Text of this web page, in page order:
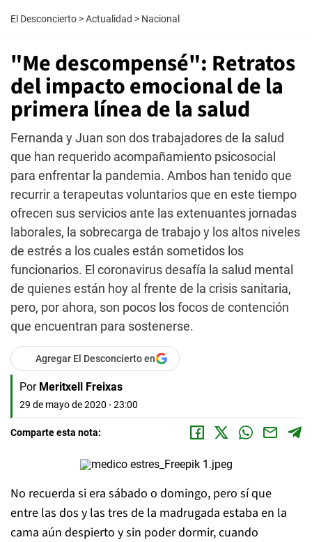
El Desconcierto >Actualidad > Nacional
"Me descompensé": Retratos
del impacto emocional de la
primera línea de la salud
Fernanda y Juan son dos trabajadores de la salud
que han requerido acompañamiento psicosocial
para enfrentar la pandemia. Ambos han tenido que
recurrir a terapeutas voluntarios que en este tiempo
ofrecen sus servicios ante las extenuantes jornadas
laborales, la sobrecarga de trabajo y los altos niveles
de estrés a los cuales están sometidos los
funcionarios. El coronavirus desafía la salud mental
de quienes están hoy al frente de la crisis sanitaria,
pero, por ahora, son pocos los focos de contención
que encuentran para sostenerse.
Agregar El Desconcierto en
Por Meritxell Freixas
29 de mayo de 2020 - 23:00
Comparte esta nota:
No recuerda si era sábado o domingo, pero sí que
entre las dos y las tres de la madrugada estaba en la
cama aún despierto y sin poder dormir, cuando